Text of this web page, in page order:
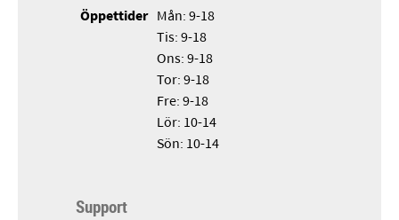
Öppettider
Mån: 9-18
Tis: 9-18
Ons: 9-18
Tor: 9-18
Fre: 9-18
Lör: 10-14
Sön: 10-14
Support